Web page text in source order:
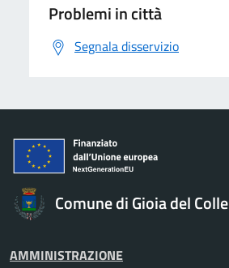
Problemi in città
Segnala disservizio
Comune di Gioia del Colle
AMMINISTRAZIONE